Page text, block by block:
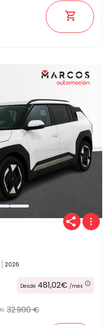
2026
Desde 481,02€ /mes
32.900 €